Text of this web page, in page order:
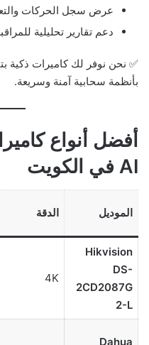
عرض سجل الحركات
دعم تقارير تحليلية
✅ نحن نوفر لك كاميرات ذكية
بأنظمة سحابية آمنة وسريعة.
أفضل أنواع
AI في الكويت
الموديل الدقة
Hikvision
DS-
2CD2087G
2-L
4K
Dahua